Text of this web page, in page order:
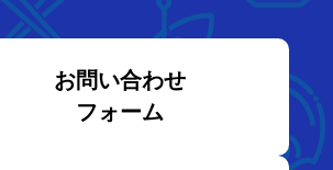
お問い合わせ
フォーム